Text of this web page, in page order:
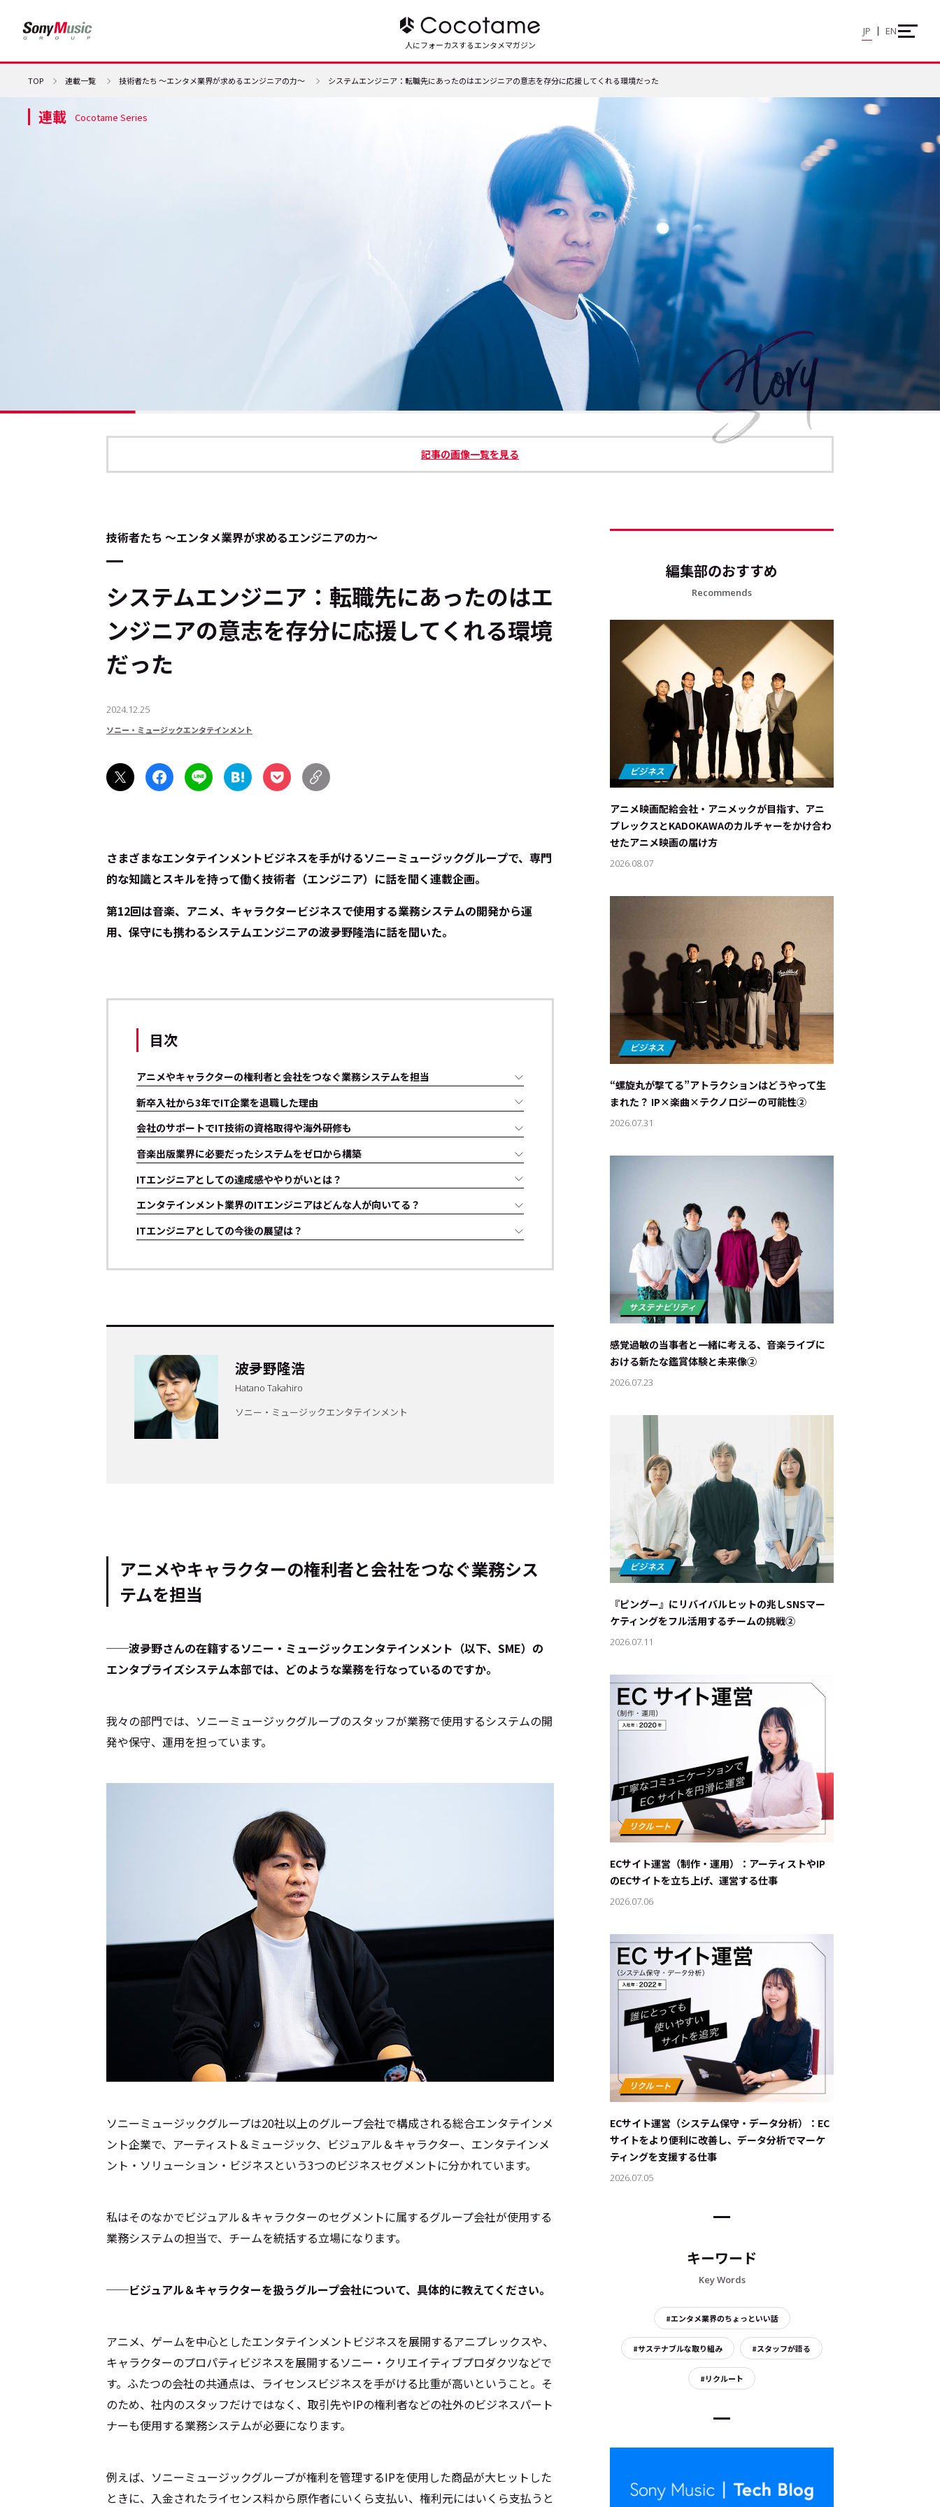
連載一覧
キーワード：
#エンタメ業界のちょっといい話
#サステナブルな取り組み #スタッフが語る
#リクルート
人にフォーカスするエンタメマガジン
JP EN
TOP 連載一覧 技術者たち ～エンタメ業界が求めるエンジニアの力～ システムエンジニア：転職先にあったのはエンジニアの意志を存分に応援してくれる環境だった
連載 Cocotame Series
記事の画像一覧を見る
技術者たち ～エンタメ業界が求めるエンジニアの力～
システムエンジニア：転職先にあったのはエ
ンジニアの意志を存分に応援してくれる環境
だった
2024.12.25
ソニー・ミュージックエンタテインメント
さまざまなエンタテインメントビジネスを手がけるソニーミュージックグループで、専門
的な知識とスキルを持って働く技術者（エンジニア）に話を聞く連載企画。
第12回は音楽、アニメ、キャラクタービジネスで使用する業務システムの開発から運
用、保守にも携わるシステムエンジニアの波夛野隆浩に話を聞いた。
目次
アニメやキャラクターの権利者と会社をつなぐ業務システムを担当
新卒入社から3年でIT企業を退職した理由
会社のサポートでIT技術の資格取得や海外研修も
音楽出版業界に必要だったシステムをゼロから構築
ITエンジニアとしての達成感ややりがいとは？
エンタテインメント業界のITエンジニアはどんな人が向いてる？
ITエンジニアとしての今後の展望は？
波夛野隆浩
Hatano Takahiro
ソニー・ミュージックエンタテインメント
アニメやキャラクターの権利者と会社をつなぐ業務シス
テムを担当
──波夛野さんの在籍するソニー・ミュージックエンタテインメント（以下、SME）の
エンタプライズシステム本部では、どのような業務を行なっているのですか。
我々の部門では、ソニーミュージックグループのスタッフが業務で使用するシステムの開
発や保守、運用を担っています。
ソニーミュージックグループは20社以上のグループ会社で構成される総合エンタテインメ
ント企業で、アーティスト＆ミュージック、ビジュアル＆キャラクター、エンタテインメ
ント・ソリューション・ビジネスという3つのビジネスセグメントに分かれています。
私はそのなかでビジュアル＆キャラクターのセグメントに属するグループ会社が使用する
業務システムの担当で、チームを統括する立場になります。
──ビジュアル＆キャラクターを扱うグループ会社について、具体的に教えてください。
アニメ、ゲームを中心としたエンタテインメントビジネスを展開するアニプレックスや、
キャラクターのプロパティビジネスを展開するソニー・クリエイティブプロダクツなどで
す。ふたつの会社の共通点は、ライセンスビジネスを手がける比重が高いということ。そ
のため、社内のスタッフだけではなく、取引先やIPの権利者などの社外のビジネスパート
ナーも使用する業務システムが必要になります。
例えば、ソニーミュージックグループが権利を管理するIPを使用した商品が大ヒットした
ときに、入金されたライセンス料から原作者にいくら支払い、権利元にはいくら支払うと
編集部のおすすめ
Recommends
アニメ映画配給会社・アニメックが目指す、アニ
プレックスとKADOKAWAのカルチャーをかけ合わ
せたアニメ映画の届け方
2026.08.07
“螺旋丸が撃てる”アトラクションはどうやって生
まれた？ IP×楽曲×テクノロジーの可能性②
2026.07.31
感覚過敏の当事者と一緒に考える、音楽ライブに
おける新たな鑑賞体験と未来像②
2026.07.23
『ピングー』にリバイバルヒットの兆し――SNSマー
ケティングをフル活用するチームの挑戦②
2026.07.11
ECサイト運営（制作・運用）：アーティストやIP
のECサイトを立ち上げ、運営する仕事
2026.07.06
ECサイト運営（システム保守・データ分析）：EC
サイトをより便利に改善し、データ分析でマーケ
ティングを支援する仕事
2026.07.05
キーワード
Key Words
#エンタメ業界のちょっといい話
#サステナブルな取り組み #スタッフが語る
#リクルート